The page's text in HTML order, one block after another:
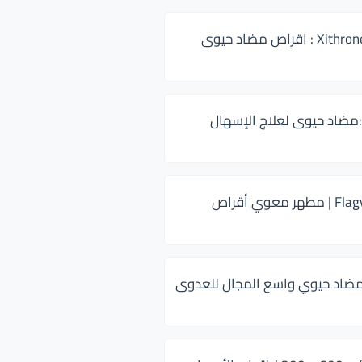
زيثرون 500 Xithrone : اقراص مضاد حيوى
:مضاد حيوى لعلاج الإسهال
فلاجيل ٥٠٠ Flagyl | مطهر معوي أقراص
حيوي واسع المجال للعدوى